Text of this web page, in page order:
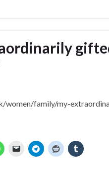
women/family/my-